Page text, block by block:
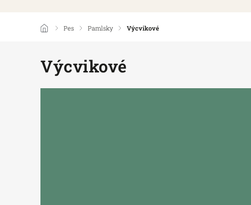
/ Pes / Pamlsky / Výcvikové
Výcvikové